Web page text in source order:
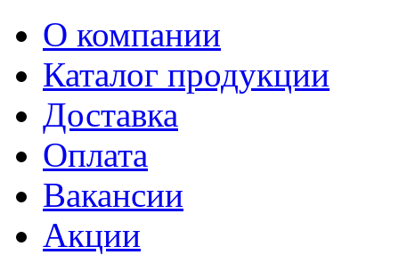
О компании
Каталог продукции
Доставка
Оплата
Вакансии
Акции